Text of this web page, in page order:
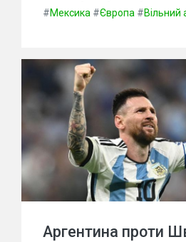
#Мексика #Європа #Вільний
Аргентина проти